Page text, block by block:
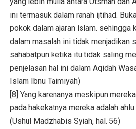
yang lebih mulia antara Utsman dan
ini termasuk dalam ranah ijtihad.
pokok dalam ajaran islam. sehingga
dalam masalah ini tidak menjadikan
sahabatpun ketika itu tidak saling
penjelasan hal ini dalam Aqidah
Islam Ibnu Taimiyah)
[8] Yang karenanya meskipun
pada hakekatnya mereka adalah ahlu
(Ushul Madzhabis Syiah, hal. 56)